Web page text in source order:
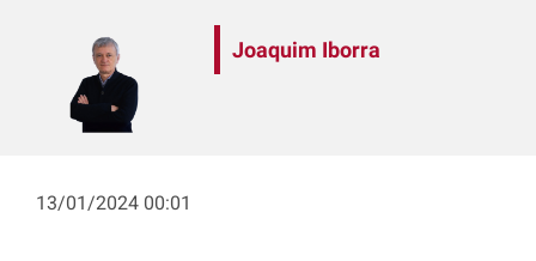
Joaquim Iborra
13/01/2024 00:01